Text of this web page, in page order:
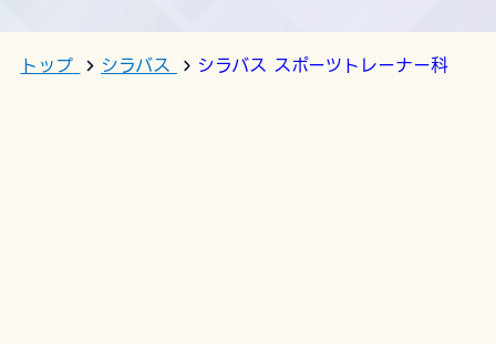
トップ シラバス シラバス スポーツトレーナー科